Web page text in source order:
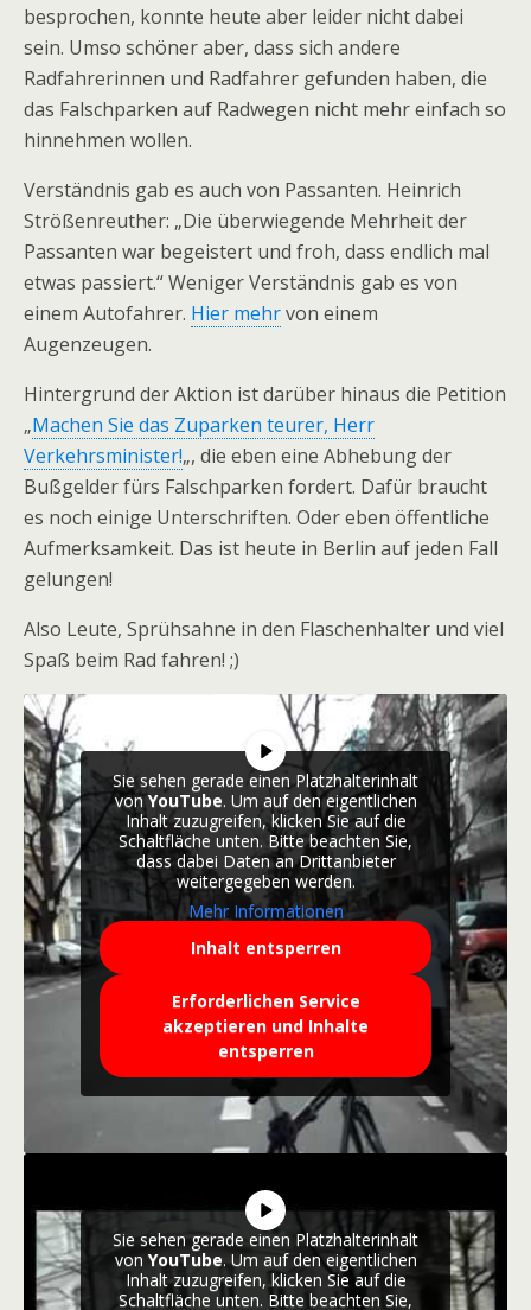
besprochen, konnte heute aber leider nicht dabei
sein. Umso schöner aber, dass sich andere
Radfahrerinnen und Radfahrer gefunden haben, die
das Falschparken auf Radwegen nicht mehr einfach so
hinnehmen wollen.
Verständnis gab es auch von Passanten. Heinrich
Strößenreuther: „Die überwiegende Mehrheit der
Passanten war begeistert und froh, dass endlich mal
etwas passiert.“ Weniger Verständnis gab es von
einem Autofahrer. Hier mehrvon einem
Augenzeugen.
Hintergrund der Aktion ist darüber hinaus die Petition
„Machen Sie das Zuparken teurer, Herr
Verkehrsminister!„, die eben eine Abhebung der
Bußgelder fürs Falschparken fordert. Dafür braucht
es noch einige Unterschriften. Oder eben öffentliche
Aufmerksamkeit. Das ist heute in Berlin auf jeden Fall
gelungen!
Also Leute, Sprühsahne in den Flaschenhalter und viel
Spaß beim Rad fahren! ;)
Sie sehen gerade einen Platzhalterinhalt
vonYouTube. Um auf den eigentlichen
Inhalt zuzugreifen, klicken Sie auf die
Schaltfläche unten. Bitte beachten Sie,
dass dabei Daten an Drittanbieter
weitergegeben werden.
Mehr Informationen
Inhalt entsperren
Erforderlichen Service
akzeptieren und Inhalte
entsperren
Sie sehen gerade einen Platzhalterinhalt
vonYouTube. Um auf den eigentlichen
Inhalt zuzugreifen, klicken Sie auf die
Schaltfläche unten. Bitte beachten Sie,